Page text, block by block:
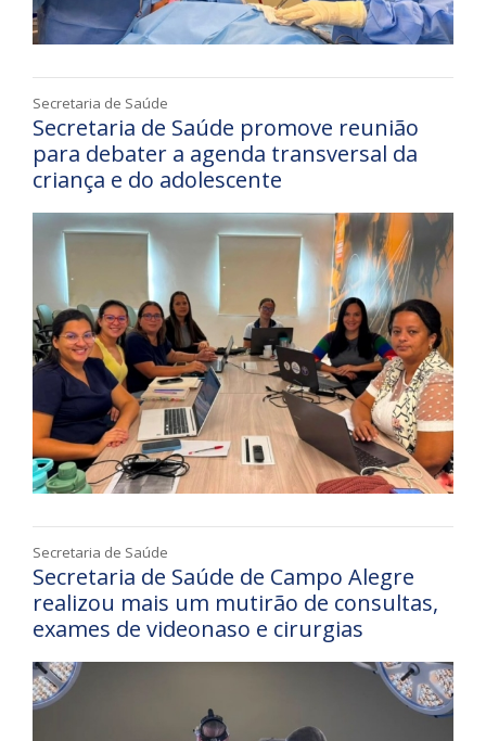
Secretaria de Saúde
Secretaria de Saúde promove reunião
para debater a agenda transversal da
criança e do adolescente
Secretaria de Saúde
Secretaria de Saúde de Campo Alegre
realizou mais um mutirão de consultas,
exames de videonaso e cirurgias